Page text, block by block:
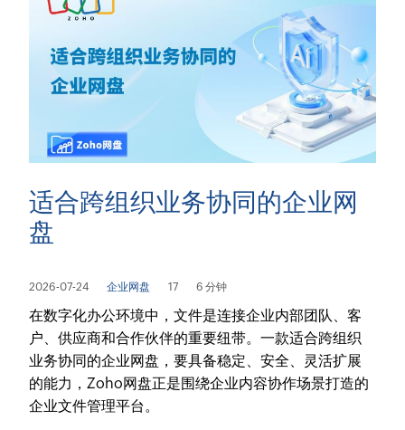
适合跨组织业务协同的企业网
盘
2026-07-24 企业网盘 17 6 分钟
在数字化办公环境中，文件是连接企业内部团队、客
户、供应商和合作伙伴的重要纽带。一款适合跨组织
业务协同的企业网盘，要具备稳定、安全、灵活扩展
的能力，Zoho网盘正是围绕企业内容协作场景打造的
企业文件管理平台。